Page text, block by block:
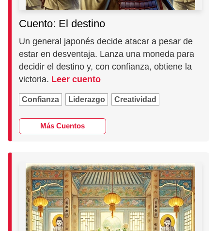
Cuento: El destino
Un general japonés decide atacar a pesar de
estar en desventaja. Lanza una moneda para
decidir el destino y, con confianza, obtiene la
victoria. Leer cuento
Confianza Liderazgo Creatividad
Más Cuentos